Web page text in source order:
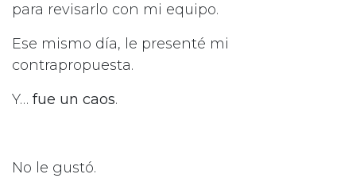
para revisarlo con mi equipo.
Ese mismo día, le presenté mi
contrapropuesta.
Y… fue un caos.
No le gustó.